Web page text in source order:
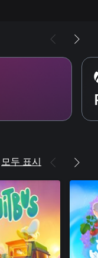
모두 표시